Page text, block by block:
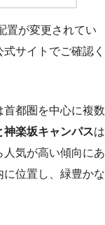
置が変更されてい
サイトでご確認く
都圏を中心に複数
楽坂キャンパスは
気が高い傾向にあ
に位置し、緑豊かな